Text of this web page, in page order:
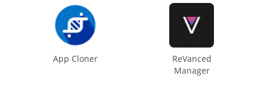
App Cloner
ReVanced
Manager